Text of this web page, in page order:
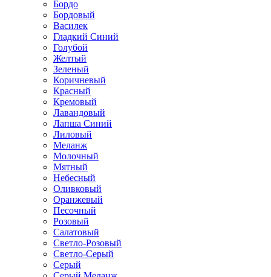
Бордо
Бордовый
Василек
Гладкий Синий
Голубой
Желтый
Зеленый
Коричневый
Красный
Кремовый
Лавандовый
Лапша Синий
Лиловый
Меланж
Молочный
Мятный
Небесный
Оливковый
Оранжевый
Песочный
Розовый
Салатовый
Светло-Розовый
Светло-Серый
Серый